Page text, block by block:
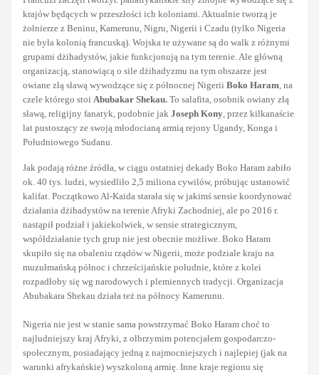
krajów będących w przeszłości ich koloniami. Aktualnie tworzą je
żołnierze z Beninu, Kamerunu, Nigru, Nigerii i Czadu (tylko Nigeria
nie była kolonią francuską). Wojska te używane są do walk z różnymi
grupami dżihadystów, jakie funkcjonują na tym terenie. Ale główną
organizacją, stanowiącą o sile dżihadyzmu na tym obszarze jest
owiane złą sławą wywodzące się z północnej Nigerii Boko Haram, na
czele którego stoi Abubakar Shekau. To salafita, osobnik owiany złą
sławą, religijny fanatyk, podobnie jak Joseph Kony, przez kilkanaście
lat pustoszący ze swoją młodocianą armią rejony Ugandy, Konga i
Południowego Sudanu.
Jak podają różne źródła, w ciągu ostatniej dekady Boko Haram zabiło
ok. 40 tys. ludzi, wysiedliło 2,5 miliona cywilów, próbując ustanowić
kalifat. Początkowo Al-Kaida starała się w jakimś sensie koordynować
działania dżihadystów na terenie Afryki Zachodniej, ale po 2016 r.
nastąpił podział i jakiekolwiek, w sensie strategicznym,
współdziałanie tych grup nie jest obecnie możliwe. Boko Haram
skupiło się na obaleniu rządów w Nigerii, może podziale kraju na
muzułmańską północ i chrześcijańskie południe, które z kolei
rozpadłoby się wg narodowych i plemiennych tradycji. Organizacja
Abubakara Shekau działa też na północy Kamerunu.
Nigeria nie jest w stanie sama powstrzymać Boko Haram choć to
najludniejszy kraj Afryki, z olbrzymim potencjałem gospodarczo-
społecznym, posiadający jedną z najmocniejszych i najlepiej (jak na
warunki afrykańskie) wyszkoloną armię. Inne kraje regionu się